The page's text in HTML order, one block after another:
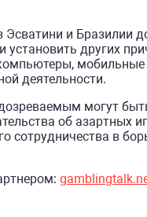
Эсватини и
других
деятельности.
могут
об азартных
сотрудничества в